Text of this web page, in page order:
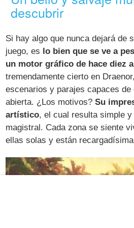
descubrir
Si hay algo que nunca dejará de
juego, es lo bien que se ve a
un motor gráfico de hace diez
tremendamente cierto en
escenarios y parajes capaces
abierta. ¿Los motivos?Su
artístico, el cual resulta simple
magistral. Cada zona se siente
ellas solas y están